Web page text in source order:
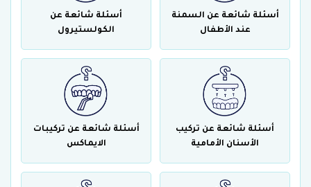
أسئلة شائعة عن السمنة
عند الأطفال
أسئلة شائعة عن
الكولستيرول
أسئلة شائعة عن تركيب
الأسنان الأمامية
أسئلة شائعة عن تركيبات
الايماكس